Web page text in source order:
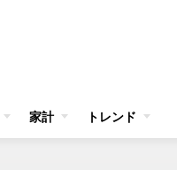
家計 トレンド